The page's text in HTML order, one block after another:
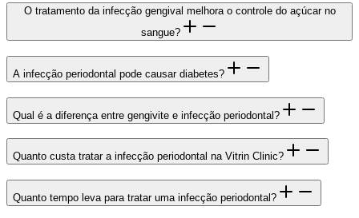
O tratamento da infecção gengival melhora o controle do açúcar no
sangue?
A infecção periodontal pode causar diabetes?
Qual é a diferença entre gengivite e infecção periodontal?
Quanto custa tratar a infecção periodontal na Vitrin Clinic?
Quanto tempo leva para tratar uma infecção periodontal?